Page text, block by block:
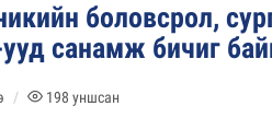
боловсрол,
санамж бичиг
198 уншсан